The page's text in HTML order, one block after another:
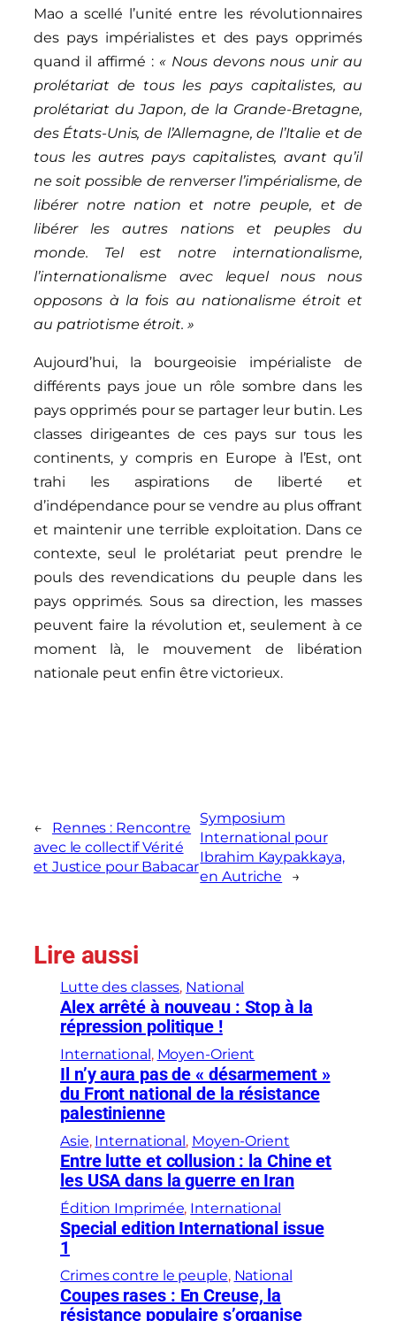
Mao a scellé l’unité entre les révolutionnaires
des pays impérialistes et des pays opprimés
quand il affirmé : « Nous devons nous unir au
prolétariat de tous les pays capitalistes, au
prolétariat du Japon, de la Grande-Bretagne,
des États-Unis, de l’Allemagne, de l’Italie et de
tous les autres pays capitalistes, avant qu’il
ne soit possible de renverser l’impérialisme, de
libérer notre nation et notre peuple, et de
libérer les autres nations et peuples du
monde. Tel est notre internationalisme,
l’internationalisme avec lequel nous nous
opposons à la fois au nationalisme étroit et
au patriotisme étroit. »
Aujourd’hui, la bourgeoisie impérialiste de
différents pays joue un rôle sombre dans les
pays opprimés pour se partager leur butin. Les
classes dirigeantes de ces pays sur tous les
continents, y compris en Europe à l’Est, ont
trahi les aspirations de liberté et
d’indépendance pour se vendre au plus offrant
et maintenir une terrible exploitation. Dans ce
contexte, seul le prolétariat peut prendre le
pouls des revendications du peuple dans les
pays opprimés. Sous sa direction, les masses
peuvent faire la révolution et, seulement à ce
moment là, le mouvement de libération
nationale peut enfin être victorieux.
←
Rennes : Rencontre
avec le collectif Vérité
et Justice pour Babacar
Symposium
International pour
Ibrahim Kaypakkaya,
en Autriche
→
Lire aussi
Lutte des classes, National
Alex arrêté à nouveau : Stop à la
répression politique !
International, Moyen-Orient
Il n’y aura pas de « désarmement »
du Front national de la résistance
palestinienne
Asie, International, Moyen-Orient
Entre lutte et collusion : la Chine et
les USA dans la guerre en Iran
Édition Imprimée, International
Special edition International issue
1
Crimes contre le peuple, National
Coupes rases : En Creuse, la
résistance populaire s’organise